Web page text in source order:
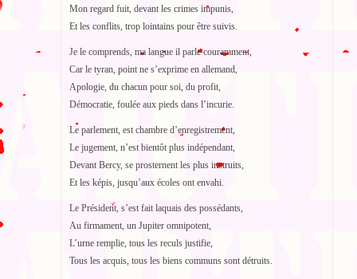
Mon regard fuit, devant les crimes impunis,
Et les conflits, trop lointains pour être suivis.
Je le comprends, ma langue il parle couramment,
Car le tyran, point ne s’exprime en allemand,
Apologie, du chacun pour soi, du profit,
Démocratie, foulée aux pieds dans l’incurie.
Le parlement, est chambre d’enregistrement,
Le jugement, n’est bientôt plus indépendant,
Devant Bercy, se prosternent les plus instruits,
Et les képis, jusqu’aux écoles ont envahi.
Le Président, s’est fait laquais des possédants,
Au firmament, un Jupiter omnipotent,
L’urne remplie, tous les reculs justifie,
Tous les acquis, tous les biens communs sont détruits.